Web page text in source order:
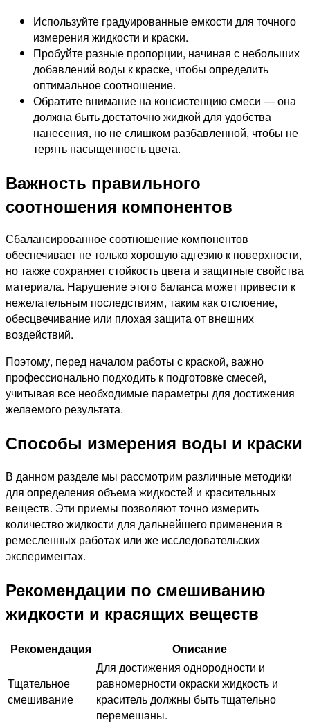
Используйте градуированные емкости для точного
измерения жидкости и краски.
Пробуйте разные пропорции, начиная с небольших
добавлений воды к краске, чтобы определить
оптимальное соотношение.
Обратите внимание на консистенцию смеси — она
должна быть достаточно жидкой для удобства
нанесения, но не слишком разбавленной, чтобы не
терять насыщенность цвета.
Важность правильного
соотношения компонентов
Сбалансированное соотношение компонентов
обеспечивает не только хорошую адгезию к поверхности,
но также сохраняет стойкость цвета и защитные свойства
материала. Нарушение этого баланса может привести к
нежелательным последствиям, таким как отслоение,
обесцвечивание или плохая защита от внешних
воздействий.
Поэтому, перед началом работы с краской, важно
профессионально подходить к подготовке смесей,
учитывая все необходимые параметры для достижения
желаемого результата.
Способы измерения воды и краски
В данном разделе мы рассмотрим различные методики
для определения объема жидкостей и красительных
веществ. Эти приемы позволяют точно измерить
количество жидкости для дальнейшего применения в
ремесленных работах или же исследовательских
экспериментах.
Рекомендации по смешиванию
жидкости и красящих веществ
Рекомендация Описание
Тщательное
смешивание
Для достижения однородности и
равномерности окраски жидкость и
краситель должны быть тщательно
перемешаны.